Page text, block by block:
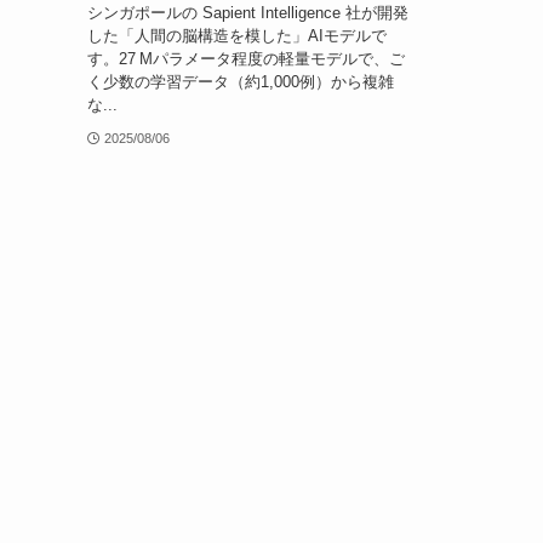
シンガポールの Sapient Intelligence 社が開発
した「人間の脳構造を模した」AIモデルで
す。27 Mパラメータ程度の軽量モデルで、ご
く少数の学習データ（約1,000例）から複雑
な...
2025/08/06